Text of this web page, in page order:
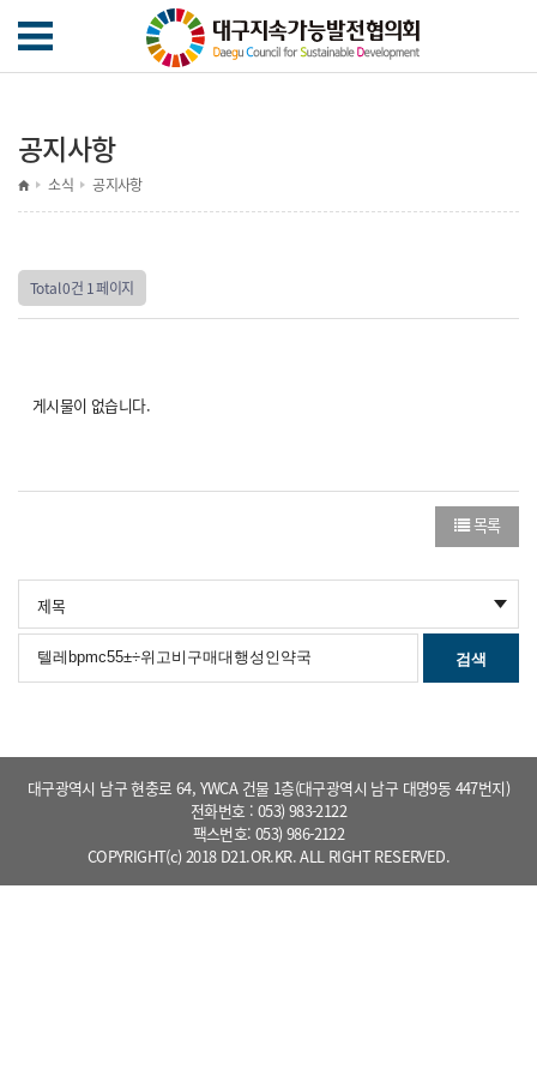
공지사항
소식 공지사항
Total 0건 1 페이지
게시물이 없습니다.
목록
검색
대구광역시 남구 현충로 64, YWCA 건물 1층(대구광역시 남구 대명9동 447번지)
전화번호 : 053) 983-2122
팩스번호: 053) 986-2122
COPYRIGHT(c) 2018 D21.OR.KR. ALL RIGHT RESERVED.